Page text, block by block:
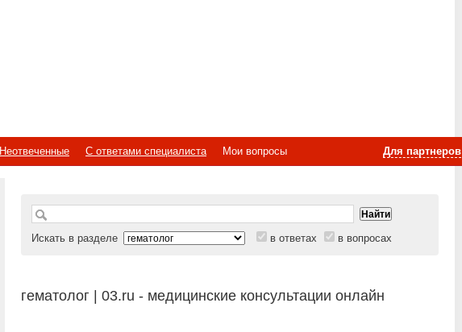
Для партнеров
Неотвеченные С ответами специалиста
Мои вопросы
Искать в разделе в ответах в вопросах
гематолог | 03.ru - медицинские консультации онлайн